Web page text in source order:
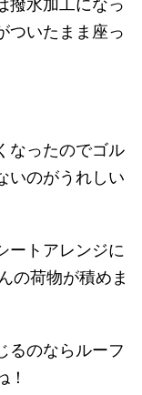
撥水加工になっ
ついたまま座っ
なったのでゴル
いのがうれしい
ートアレンジに
の荷物が積めま
るのならルーフ